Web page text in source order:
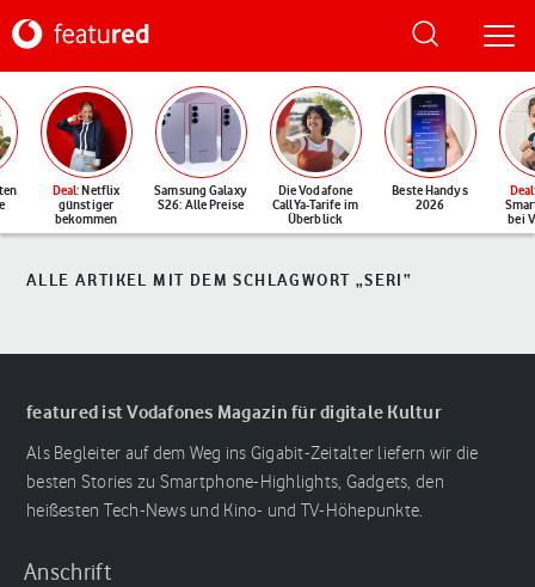
Deal: Netflix
günstiger
bekommen
Samsung Galaxy
S26: Alle Preise
Die Vodafone
CallYa-Tarife im
Überblick
Beste Handys
2026
Deal
bei
ALLE ARTIKEL MIT DEM SCHLAGWORT „SERI“
featured ist Vodafones Magazin für digitale Kultur
Als Begleiter auf dem Weg ins Gigabit-Zeitalter liefern wir die
besten Stories zu Smartphone-Highlights, Gadgets, den
heißesten Tech-News und Kino- und TV-Höhepunkte.
Anschrift